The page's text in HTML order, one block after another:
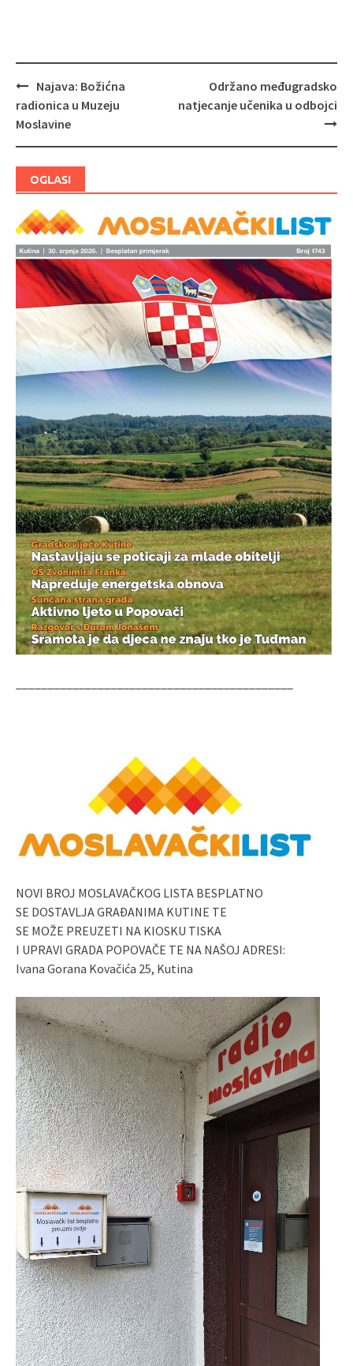
Navigacija
objava
Najava: Božićna
radionica u Muzeju
Moslavine
Održano međugradsko
natjecanje učenika u odbojci
OGLASI
NOVI BROJ MOSLAVAČKOG LISTA BESPLATNO
SE DOSTAVLJA GRAĐANIMA KUTINE TE
SE MOŽE PREUZETI NA KIOSKU TISKA
I UPRAVI GRADA POPOVAČE TE NA NAŠOJ ADRESI:
Ivana Gorana Kovačića 25, Kutina